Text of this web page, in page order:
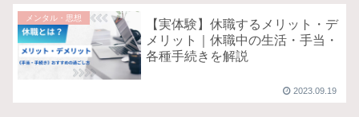
メンタル・思想
【実体験】休職するメリット・デ
メリット｜休職中の生活・手当・
各種手続きを解説
2023.09.19